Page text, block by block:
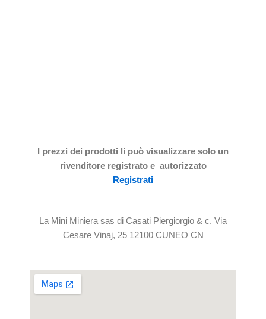
I prezzi dei prodotti li può visualizzare solo un
rivenditore registrato e autorizzato
Registrati
La Mini Miniera sas di Casati Piergiorgio & c. Via
Cesare Vinaj, 25 12100 CUNEO CN